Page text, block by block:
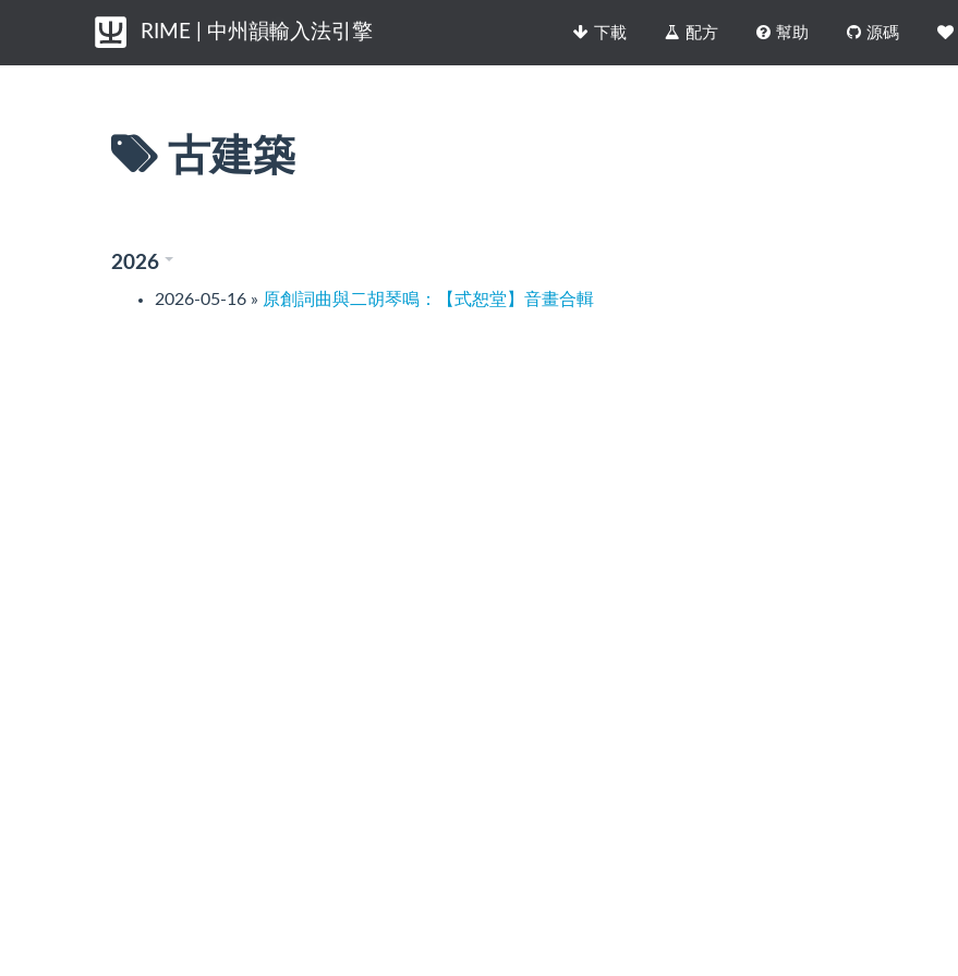
RIME | 中州韻輸入法引擎 下載 配方 幫助 源碼
古建築
2026
2026-05-16 » 原創詞曲與二胡琴鳴：【式恕堂】音畫合輯